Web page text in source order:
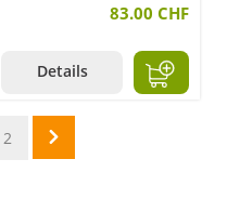
83.00 CHF
Details
2